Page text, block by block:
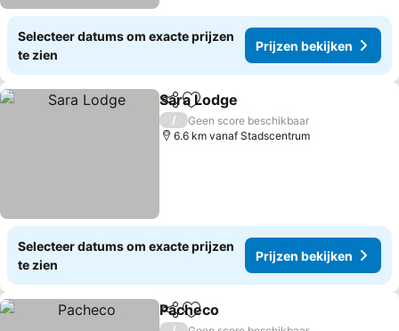
Selecteer datums om exacte prijzen
te zien
Prijzen bekijken
DelenToevoegen aan favorieten
Sara Lodge
/
Geen score beschikbaar
6.6 km vanaf Stadscentrum
Selecteer datums om exacte prijzen
te zien
Prijzen bekijken
DelenToevoegen aan favorieten
Pacheco